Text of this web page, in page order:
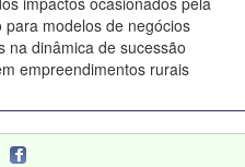
para modelos de negócios
na dinâmica de sucessão
empreendimentos rurais